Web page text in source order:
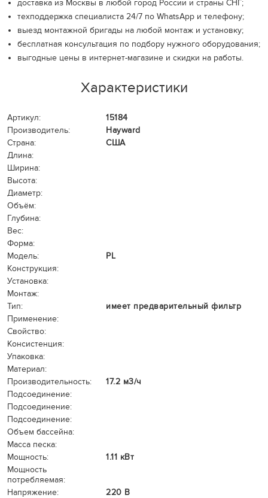
доставка из Москвы в любой город России и страны СНГ;
техподдержка специалиста 24/7 по WhatsApp и телефону;
выезд монтажной бригады на любой монтаж и установку;
бесплатная консультация по подбору нужного оборудования;
выгодные цены в интернет-магазине и скидки на работы.
Характеристики
Артикул:
15184
Производитель:
Hayward
Страна:
США
Длина:
Ширина:
Высота:
Диаметр:
Объём:
Глубина:
Вес:
Форма:
Модель:
PL
Конструкция:
Установка:
Монтаж:
Тип:
имеет предварительный фильтр
Применение:
Свойство:
Консистенция:
Упаковка:
Материал:
Производительность:
17.2 м3/ч
Подсоединение:
Подсоединение:
Подсоединение:
Объем бассейна:
Масса песка:
Мощность:
1.11 кВт
Мощность
потребляемая:
Напряжение:
220 В